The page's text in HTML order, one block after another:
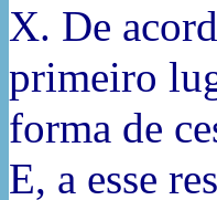
X. De
primeiro
forma de
E, a esse